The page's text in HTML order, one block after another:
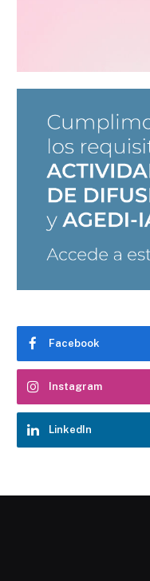
Facebook
Instagram
LinkedIn